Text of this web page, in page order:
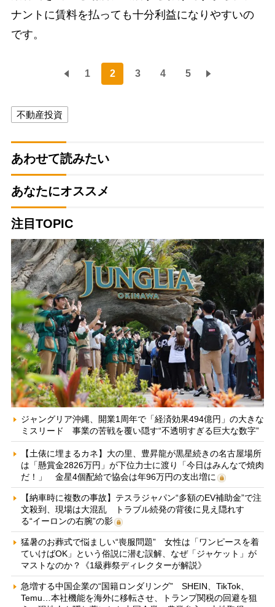
ナントに賃料を払っても十分利益になりやすいの
です。
1 2 3 4 5
不動産投資
あわせて読みたい
あなたにオススメ
注目TOPIC
ジャングリア沖縄、開業1周年で「経済効果494億円」の大きな
ミスリード 事業の苦戦を覆い隠す“不透明すぎる巨大な数字”
【土俵に埋まるカネ】大の里、豊昇龍が黒星続きの名古屋場所
は「懸賞金2826万円」が下位力士に渡り「今日はみんなで焼肉
だ！」 金星4個配給で協会は年96万円の支出増に
【納車時に複数の事故】テスラジャパン“多額のEV補助金”で注
文殺到、現場は大混乱 トラブル続発の背後に見え隠れす
る“イーロンの右腕”の影
猛暑のお葬式で悩ましい“喪服問題” 女性は「ワンピースを着
ていけばOK」という俗説に潜む誤解、なぜ「ジャケット」が
マストなのか？《1級葬祭ディレクターが解説》
急増する中国企業の“国籍ロンダリング” SHEIN、TikTok、
Temu…本社機能を海外に移転させ、トランプ関税の回避を狙